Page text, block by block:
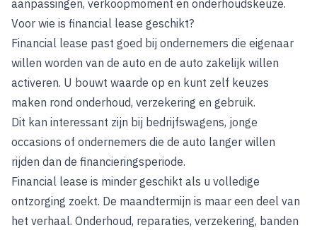
aanpassingen, verkoopmoment en onderhoudskeuze.
Voor wie is financial lease geschikt?
Financial lease past goed bij ondernemers die eigenaar
willen worden van de auto en de auto zakelijk willen
activeren. U bouwt waarde op en kunt zelf keuzes
maken rond onderhoud, verzekering en gebruik.
Dit kan interessant zijn bij bedrijfswagens, jonge
occasions of ondernemers die de auto langer willen
rijden dan de financieringsperiode.
Financial lease is minder geschikt als u volledige
ontzorging zoekt. De maandtermijn is maar een deel van
het verhaal. Onderhoud, reparaties, verzekering, banden